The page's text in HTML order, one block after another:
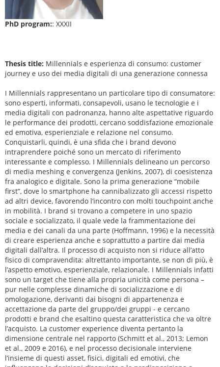
PhD program:: XXXII
Thesis title: Millennials e esperienza di consumo: customer
journey e uso dei media digitali di una generazione connessa
I Millennials rappresentano un particolare tipo di consumatore:
sono esperti, informati, consapevoli, usano le tecnologie e i
media digitali con padronanza, hanno alte aspettative riguardo
le performance dei prodotti, cercano soddisfazione emozionale
ed emotiva, esperienziale e relazione nel consumo.
Conquistarli, quindi, è una sfida che i brand devono
intraprendere poiché sono un mercato di riferimento
interessante e complesso. I Millennials delineano un percorso
di media meshing e convergenza (Jenkins, 2007), di coesistenza
fra analogico e digitale. Sono la prima generazione “mobile
first”, dove lo smartphone ha cannibalizzato gli accessi rispetto
ad altri device, favorendo l’incontro con molti touchpoint anche
in mobilità. I brand si trovano a competere in uno spazio
sociale e socializzato, il quale vede la frammentazione dei
media e dei canali da una parte (Hoffmann, 1996) e la necessità
di creare esperienza anche e soprattutto a partire dai media
digitali dall’altra. Il processo di acquisto non si riduce all’atto
fisico di compravendita: altrettanto importante, se non di più, è
l’aspetto emotivo, esperienziale, relazionale. I Millennials infatti
sono un target che tiene alla propria unicità come persona –
pur nelle complesse dinamiche di socializzazione e di
omologazione, derivanti dai bisogni di appartenenza e
accettazione da parte del gruppo/dei gruppi - e cercano
prodotti e brand che esaltino questa caratteristica che va oltre
l’acquisto. La customer experience diventa pertanto la
dimensione centrale nel rapporto (Schmitt et al., 2013; Lemon
et al., 2009 e 2016), e nel processo decisionale interviene
l’insieme di questi asset, fisici, digitali ed emotivi, che